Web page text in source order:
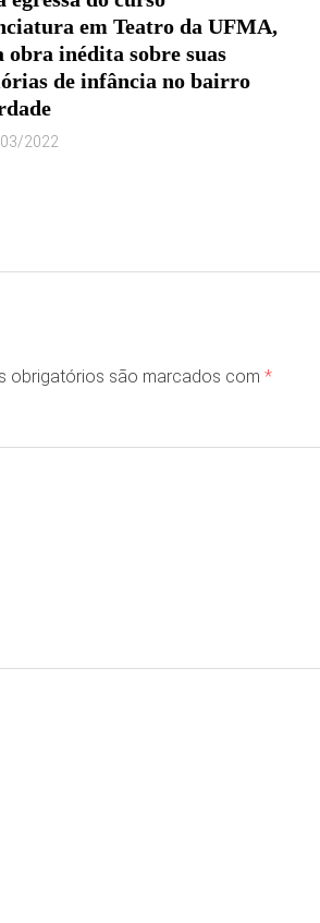
em Teatro da UFMA,
obra inédita sobre suas
de infância no bairro
2022
obrigatórios são marcados com *